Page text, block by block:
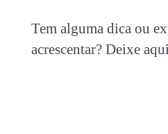
Tem alguma dica ou
acrescentar? Deixe